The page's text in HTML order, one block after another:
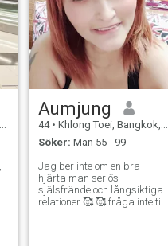
Aumjung
44 • Khlong Toei, Bangkok, Thailand
Söker: Man 55 - 99
Jag ber inte om en bra
hjärta man seriös
själsfrände och långsiktiga
relationer 🥰 🥰 fråga inte till